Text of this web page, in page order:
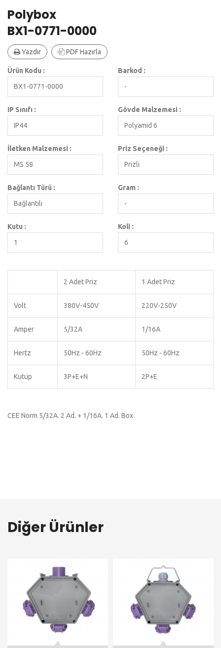
Polybox
BX1-0771-0000
Yazdır PDF Hazırla
Ürün Kodu :
BX1-0771-0000
Barkod :
-
IP Sınıfı :
IP44
Gövde Malzemesi :
Polyamid 6
İletken Malzemesi :
MS 58
Priz Seçeneği :
Prizli
Bağlantı Türü :
Bağlantılı
Gram :
-
Kutu :
1
Koli :
6
2 Adet Priz 1 Adet Priz
Volt 380V-450V 220V-250V
Amper 5/32A 1/16A
Hertz 50Hz - 60Hz 50Hz - 60Hz
Kutup 3P+E+N 2P+E
CEE Norm 5/32A. 2 Ad. + 1/16A. 1 Ad. Box
Diğer Ürünler